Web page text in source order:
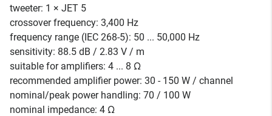
tweeter: 1 × JET 5
crossover frequency: 3,400 Hz
frequency range (IEC 268-5): 50 ... 50,000 Hz
sensitivity: 88.5 dB / 2.83 V / m
suitable for amplifiers: 4 ... 8 Ω
recommended amplifier power: 30 - 150 W / channel
nominal/peak power handling: 70 / 100 W
nominal impedance: 4 Ω